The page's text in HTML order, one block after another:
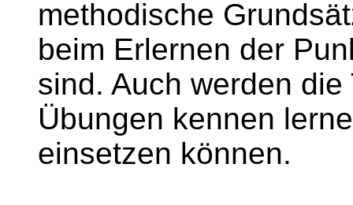
methodische
beim Erlernen der
sind. Auch werden
Übungen kennen
einsetzen können.